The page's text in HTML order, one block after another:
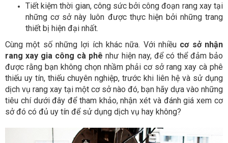
Tiết kiệm thời gian, công sức bởi công đoạn rang xay tại
những cơ sở này luôn được thực hiện bởi những trang
thiết bị hiện đại nhất.
Cùng một số những lợi ích khác nữa. Với nhiều cơ sở nhận
rang xay gia công cà phê như hiện nay, để có thể đảm bảo
được rằng bạn không chọn nhầm phải cơ sở rang xay cà phê
thiếu uy tín, thiếu chuyên nghiệp, trước khi liên hệ và sử dụng
dịch vụ rang xay tại một cơ sở nào đó, bạn hãy dựa vào những
tiêu chí dưới đây để tham khảo, nhận xét và đánh giá xem cơ
sở đó có đủ uy tín để sử dụng dịch vụ hay không?